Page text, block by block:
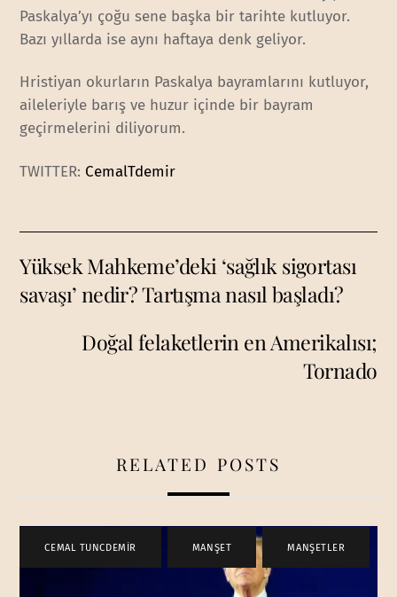
Paskalya’yı çoğu sene başka bir tarihte kutluyor.
Bazı yıllarda ise aynı haftaya denk geliyor.
Hristiyan okurların Paskalya bayramlarını kutluyor,
aileleriyle barış ve huzur içinde bir bayram
geçirmelerini diliyorum.
TWITTER: CemalTdemir
Yüksek Mahkeme’deki ‘sağlık sigortası
savaşı’ nedir? Tartışma nasıl başladı?
Doğal felaketlerin en Amerikalısı;
Tornado
RELATED POSTS
CEMAL TUNCDEMİR MANŞET , MANŞETLER